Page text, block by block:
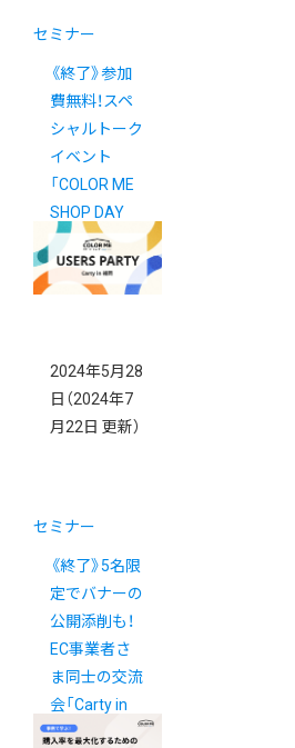
セミナー
《終了》参加
費無料！スペ
シャルトーク
イベント
「COLOR ME
SHOP DAY
2024
Summer」
2024年5月28
日 （2024年7
月22日 更新）
セミナー
《終了》5名限
定でバナーの
公開添削も！
EC事業者さ
ま同士の交流
会「Carty in
福岡」